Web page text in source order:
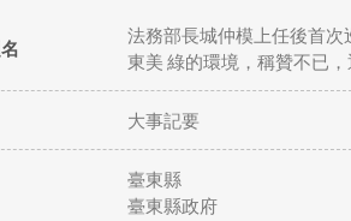
法務部長城仲模上任後首
東美 綠的環境，稱贊不已
大事記要
臺東縣
臺東縣政府